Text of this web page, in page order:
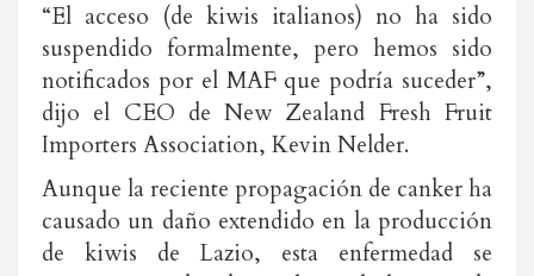
“El acceso (de kiwis italianos) no ha sido
suspendido formalmente, pero hemos sido
notificados por el MAF que podría suceder”,
dijo el CEO de New Zealand Fresh Fruit
Importers Association, Kevin Nelder.
Aunque la reciente propagación de canker ha
causado un daño extendido en la producción
de kiwis de Lazio, esta enfermedad se